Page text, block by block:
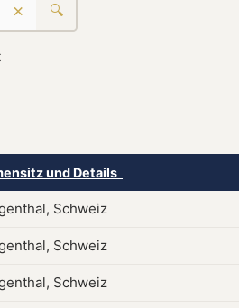
× 🔍
und Details
Schweiz
Schweiz
Schweiz